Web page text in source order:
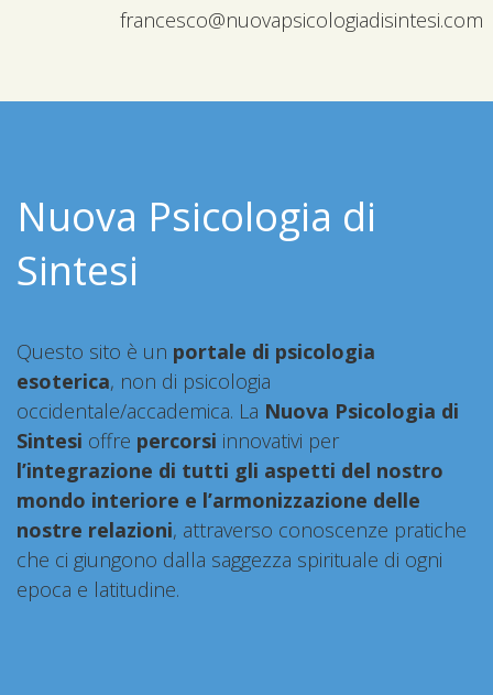
francesco@nuovapsicologiadisintesi.com
Nuova Psicologia di
Sintesi
Questo sito è un portale di psicologia
esoterica, non di psicologia
occidentale/accademica. La Nuova Psicologia di
Sintesi offre percorsi innovativi per
l’integrazione di tutti gli aspetti del nostro
mondo interiore e l’armonizzazione delle
nostre relazioni, attraverso conoscenze pratiche
che ci giungono dalla saggezza spirituale di ogni
epoca e latitudine.